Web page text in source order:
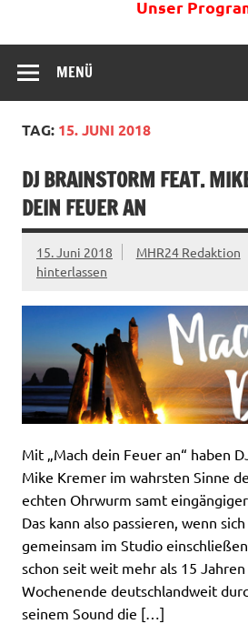
Unser
MENÜ
TAG: 15. JUNI 2018
DJ BRAINSTORM FEAT.
DEIN FEUER AN
15. Juni 2018 MHR24 Redaktion
hinterlassen
Mit „Mach dein Feuer an“ haben
Mike Kremer im wahrsten Sinne
echten Ohrwurm samt
Das kann also passieren, wenn
gemeinsam im Studio
schon seit weit mehr als 15
Wochenende deutschlandweit
seinem Sound die […]